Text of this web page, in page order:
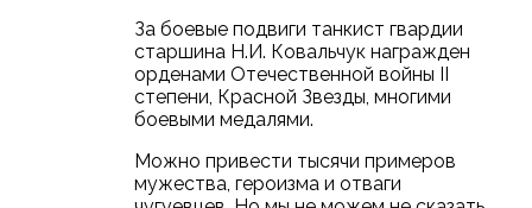
За боевые подвиги танкист гвардии
старшина Н.И. Ковальчук награжден
орденами Отечественной войны II
степени, Красной Звезды, многими
боевыми медалями.
Можно привести тысячи примеров
мужества, героизма и отваги